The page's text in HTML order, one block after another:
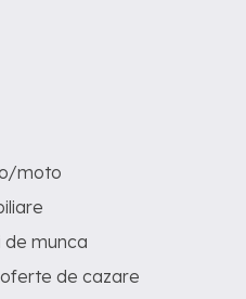
moto
de munca
de cazare